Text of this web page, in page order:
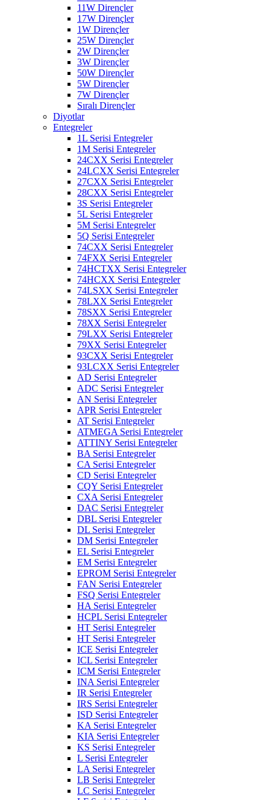
11W Dirençler
17W Dirençler
1W Dirençler
25W Dirençler
2W Dirençler
3W Dirençler
50W Dirençler
5W Dirençler
7W Dirençler
Sıralı Dirençler
Diyotlar
Entegreler
1L Serisi Entegreler
1M Serisi Entegreler
24CXX Serisi Entegreler
24LCXX Serisi Entegreler
27CXX Serisi Entegreler
28CXX Serisi Entegreler
3S Serisi Entegreler
5L Serisi Entegreler
5M Serisi Entegreler
5Q Serisi Entegreler
74CXX Serisi Entegreler
74FXX Serisi Entegreler
74HCTXX Serisi Entegreler
74HCXX Serisi Entegreler
74LSXX Serisi Entegreler
78LXX Serisi Entegreler
78SXX Serisi Entegreler
78XX Serisi Entegreler
79LXX Serisi Entegreler
79XX Serisi Entegreler
93CXX Serisi Entegreler
93LCXX Serisi Entegreler
AD Serisi Entegreler
ADC Serisi Entegreler
AN Serisi Entegreler
APR Serisi Entegreler
AT Serisi Entegreler
ATMEGA Serisi Entegreler
ATTINY Serisi Entegreler
BA Serisi Entegreler
CA Serisi Entegreler
CD Serisi Entegreler
CQY Serisi Entegreler
CXA Serisi Entegreler
DAC Serisi Entegreler
DBL Serisi Entegreler
DL Serisi Entegreler
DM Serisi Entegreler
EL Serisi Entegreler
EM Serisi Entegreler
EPROM Serisi Entegreler
FAN Serisi Entegreler
FSQ Serisi Entegreler
HA Serisi Entegreler
HCPL Serisi Entegreler
HT Serisi Entegreler
HT Serisi Entegreler
ICE Serisi Entegreler
ICL Serisi Entegreler
ICM Serisi Entegreler
INA Serisi Entegreler
IR Serisi Entegreler
IRS Serisi Entegreler
ISD Serisi Entegreler
KA Serisi Entegreler
KIA Serisi Entegreler
KS Serisi Entegreler
L Serisi Entegreler
LA Serisi Entegreler
LB Serisi Entegreler
LC Serisi Entegreler